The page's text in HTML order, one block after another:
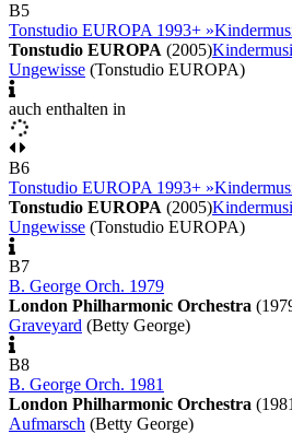
B5
Tonstudio EUROPA 1993+
Tonstudio EUROPA (2005)
Ungewisse (Tonstudio EUROPA)
auch enthalten in
B6
Tonstudio EUROPA 1993+
Tonstudio EUROPA (2005)
Ungewisse (Tonstudio EUROPA)
B7
B. George Orch. 1979
London Philharmonic Orchestra
Graveyard (Betty George)
B8
B. George Orch. 1981
London Philharmonic Orchestra
Aufmarsch (Betty George)